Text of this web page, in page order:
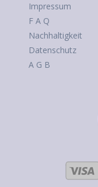
Impressum
F A Q
Nachhaltigkeit
Datenschutz
A G B